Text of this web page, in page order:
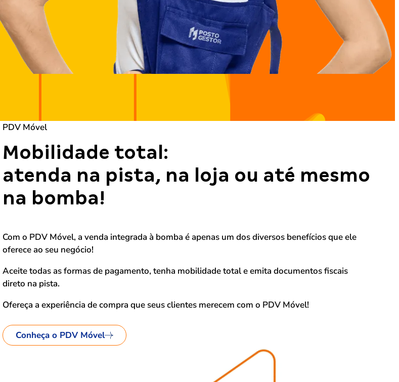
PDV Móvel
Mobilidade total:
atenda na pista, na loja ou até mesmo
na bomba!
Com o PDV Móvel, a venda integrada à bomba é apenas um dos diversos benefícios que ele
oferece ao seu negócio!
Aceite todas as formas de pagamento, tenha mobilidade total e emita documentos fiscais
direto na pista.
Ofereça a experiência de compra que seus clientes merecem com o PDV Móvel!
Conheça o PDV Móvel